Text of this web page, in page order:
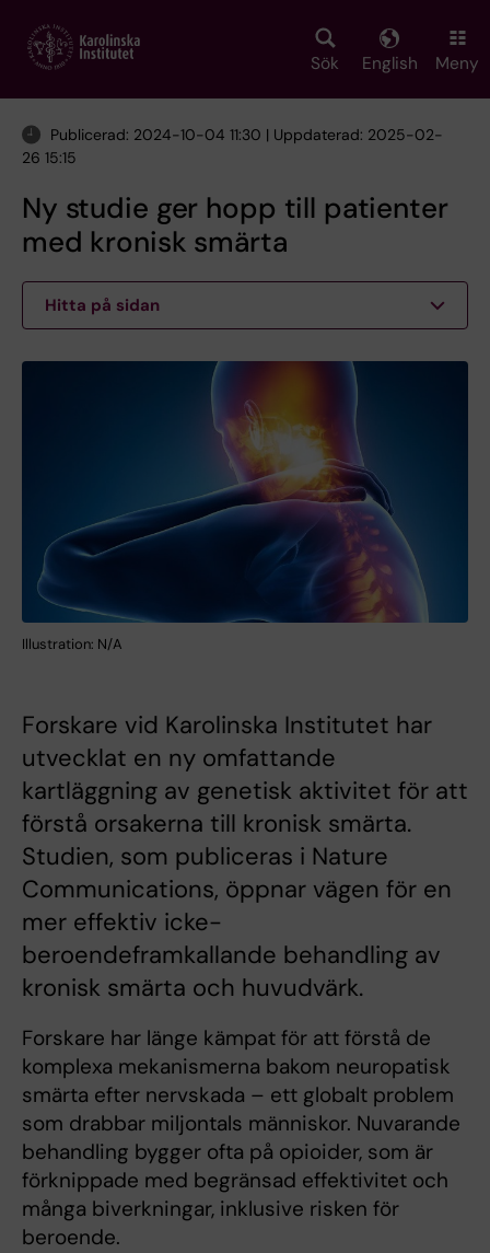
main
Sök English Meny
Publicerad: 2024-10-04 11:30 | Uppdaterad: 2025-02-
26 15:15
Ny studie ger hopp till patienter
med kronisk smärta
Hitta på sidan
Illustration: N/A
Forskare vid Karolinska Institutet har
utvecklat en ny omfattande
kartläggning av genetisk aktivitet för att
förstå orsakerna till kronisk smärta.
Studien, som publiceras i Nature
Communications, öppnar vägen för en
mer effektiv icke-
beroendeframkallande behandling av
kronisk smärta och huvudvärk.
Forskare har länge kämpat för att förstå de
komplexa mekanismerna bakom neuropatisk
smärta efter nervskada – ett globalt problem
som drabbar miljontals människor. Nuvarande
behandling bygger ofta på opioider, som är
förknippade med begränsad effektivitet och
många biverkningar, inklusive risken för
beroende.